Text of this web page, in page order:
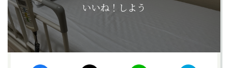
いいね！しよう